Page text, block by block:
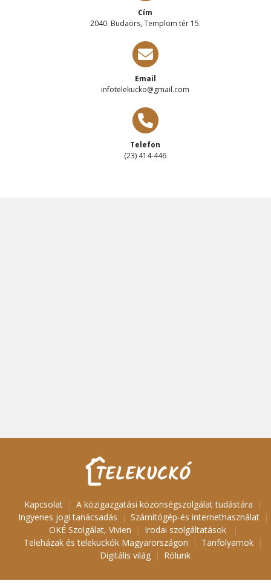
Cím
2040. Budaörs, Templom tér 15.
Email
infotelekucko@gmail.com
Telefon
(23) 414-446
Kapcsolat
A közigazgatási közönségszolgálat tudástára
Ingyenes jogi tanácsadás
Számítógép-és internethasználat
OKÉ Szolgálat, Vivien
Irodai szolgáltatások
Teleházak és telekuckók Magyarországon
Tanfolyamok
Digitális világ
Rólunk